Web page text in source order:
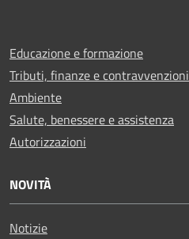
Educazione e formazione
Tributi, finanze e contravvenzioni
Ambiente
Salute, benessere e assistenza
Autorizzazioni
NOVITÀ
Notizie